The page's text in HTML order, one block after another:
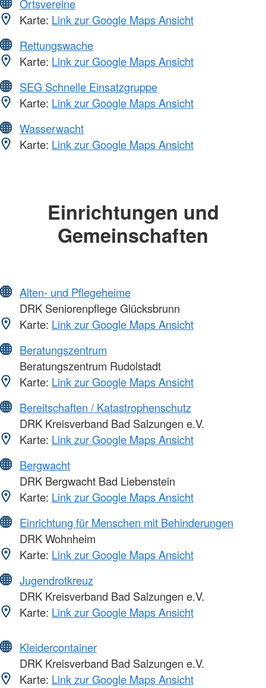
Ortsvereine
Karte: Link zur Google Maps Ansicht
Rettungswache
Karte: Link zur Google Maps Ansicht
SEG Schnelle Einsatzgruppe
Karte: Link zur Google Maps Ansicht
Wasserwacht
Karte: Link zur Google Maps Ansicht
Einrichtungen und
Gemeinschaften
Alten- und Pflegeheime
DRK Seniorenpflege Glücksbrunn
Karte: Link zur Google Maps Ansicht
Beratungszentrum
Beratungszentrum Rudolstadt
Karte: Link zur Google Maps Ansicht
Bereitschaften / Katastrophenschutz
DRK Kreisverband Bad Salzungen e.V.
Karte: Link zur Google Maps Ansicht
Bergwacht
DRK Bergwacht Bad Liebenstein
Karte: Link zur Google Maps Ansicht
Einrichtung für Menschen mit Behinderungen
DRK Wohnheim
Karte: Link zur Google Maps Ansicht
Jugendrotkreuz
DRK Kreisverband Bad Salzungen e.V.
Karte: Link zur Google Maps Ansicht
Kleidercontainer
DRK Kreisverband Bad Salzungen e.V.
Karte: Link zur Google Maps Ansicht